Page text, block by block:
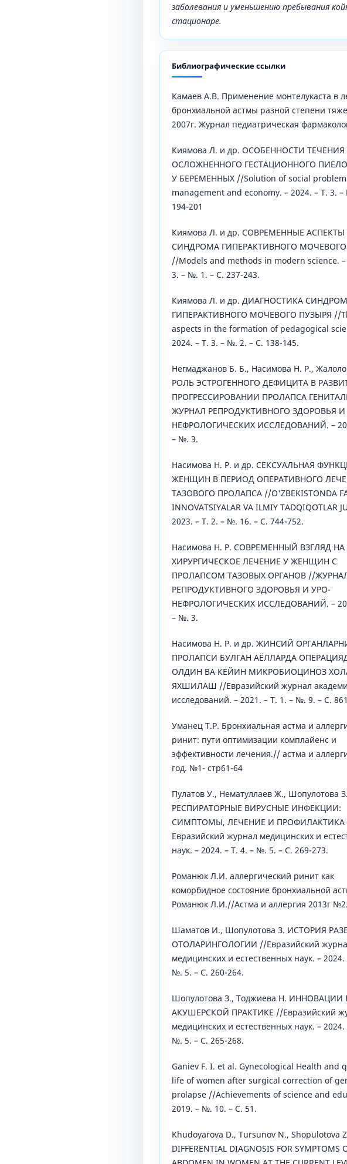
заболевания и уменьшению пребывания
стационаре.
Библиографические ссылки
Камаев А.В. Применение монтелукаста в
бронхиальной астмы разной степени
2007г. Журнал педиатрическая
Киямова Л. и др. ОСОБЕННОСТИ ТЕЧЕНИЯ
ОСЛОЖНЕННОГО ГЕСТАЦИОННОГО
У БЕРЕМЕННЫХ //Solution of social
management and economy. – 2024. – Т. 3.
194-201
Киямова Л. и др. СОВРЕМЕННЫЕ
СИНДРОМА ГИПЕРАКТИВНОГО
//Models and methods in modern science. –
3. – №. 1. – С. 237-243.
Киямова Л. и др. ДИАГНОСТИКА
ГИПЕРАКТИВНОГО МОЧЕВОГО ПУЗЫРЯ //
aspects in the formation of pedagogical
2024. – Т. 3. – №. 2. – С. 138-145.
Негмаджанов Б. Б., Насимова Н. Р.,
РОЛЬ ЭСТРОГЕННОГО ДЕФИЦИТА В
ПРОГРЕССИРОВАНИИ ПРОЛАПСА
ЖУРНАЛ РЕПРОДУКТИВНОГО ЗДОРОВЬЯ И
НЕФРОЛОГИЧЕСКИХ ИССЛЕДОВАНИЙ. –
– №. 3.
Насимова Н. Р. и др. СЕКСУАЛЬНАЯ
ЖЕНЩИН В ПЕРИОД ОПЕРАТИВНОГО
ТАЗОВОГО ПРОЛАПСА //O'ZBEKISTONDA
INNOVATSIYALAR VA ILMIY TADQIQOTLAR
2023. – Т. 2. – №. 16. – С. 744-752.
Насимова Н. Р. СОВРЕМЕННЫЙ ВЗГЛЯД НА
ХИРУРГИЧЕСКОЕ ЛЕЧЕНИЕ У ЖЕНЩИН С
ПРОЛАПСОМ ТАЗОВЫХ ОРГАНОВ //
РЕПРОДУКТИВНОГО ЗДОРОВЬЯ И УРО-
НЕФРОЛОГИЧЕСКИХ ИССЛЕДОВАНИЙ. –
– №. 3.
Насимова Н. Р. и др. ЖИНСИЙ
ПРОЛАПСИ БУЛГАН АЁЛЛАРДА
ОЛДИН ВА КЕЙИН МИКРОБИОЦИНОЗ
ЯХШИЛАШ //Евразийский журнал
исследований. – 2021. – Т. 1. – №. 9. – С.
Уманец Т.Р. Бронхиальная астма и
ринит: пути оптимизации комплайенс и
эффективности лечения.// астма и
год. №1- стр61-64
Пулатов У., Нематуллаев Ж., Шопулотова
РЕСПИРАТОРНЫЕ ВИРУСНЫЕ ИНФЕКЦИИ:
СИМПТОМЫ, ЛЕЧЕНИЕ И
Евразийский журнал медицинских и
наук. – 2024. – Т. 4. – №. 5. – С. 269-273.
Романюк Л.И. аллергический ринит как
коморбидное состояние бронхиальной
Романюк Л.И.//Астма и аллергия 2013г
Шаматов И., Шопулотова З. ИСТОРИЯ
ОТОЛАРИНГОЛОГИИ //Евразийский
медицинских и естественных наук. – 2024.
№. 5. – С. 260-264.
Шопулотова З., Тоджиева Н. ИННОВАЦИИ
АКУШЕРСКОЙ ПРАКТИКЕ //Евразийский
медицинских и естественных наук. – 2024.
№. 5. – С. 265-268.
Ganiev F. I. et al. Gynecological Health and
life of women after surgical correction of
prolapse //Achievements of science and
2019. – №. 10. – С. 51.
Khudoyarova D., Tursunov N., Shopulotova
DIFFERENTIAL DIAGNOSIS FOR SYMPTOMS